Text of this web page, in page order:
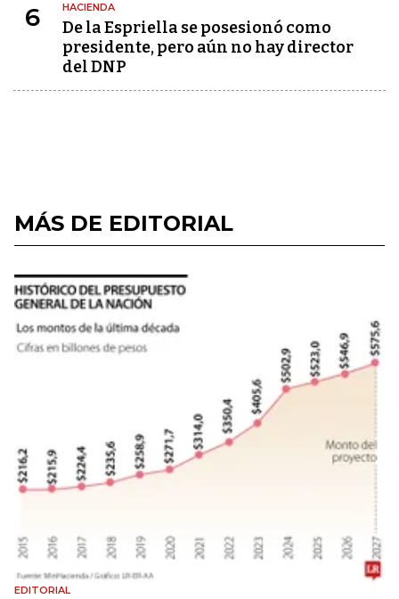
6 HACIENDA
De la Espriella se posesionó como
presidente, pero aún no hay director
del DNP
MÁS DE EDITORIAL
EDITORIAL